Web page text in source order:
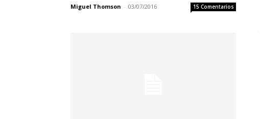
Miguel Thomson - 03/07/2016 15 Comentarios